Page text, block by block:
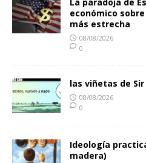
La paradoja de
económico
más estrecha
08/08/2026
0
las viñetas de Sir
08/08/2026
0
Ideología
madera)